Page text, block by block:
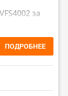
за
- 1299 ₽
ПОДРОБНЕЕ